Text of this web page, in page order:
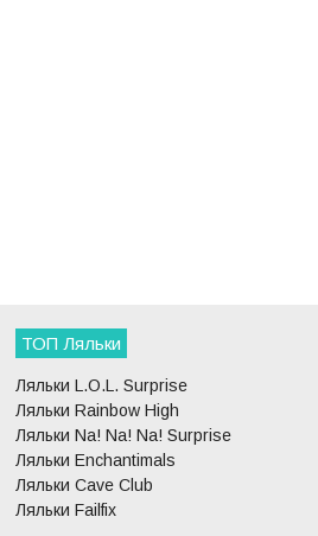
ТОП Ляльки
Ляльки L.O.L. Surprise
Ляльки Rainbow High
Ляльки Na! Na! Na! Surprise
Ляльки Enchantimals
Ляльки Cave Club
Ляльки Failfix